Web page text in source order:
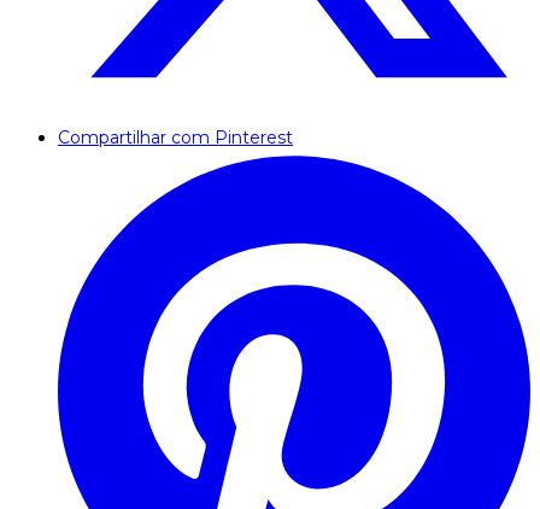
Compartilhar com Pinterest